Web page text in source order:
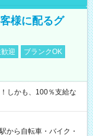
様に配るグ
迎
ブランクOK
しかも、100％支給な
から自転車・バイク・